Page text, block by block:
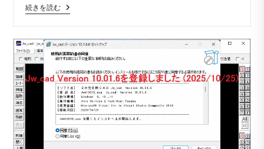
続きを読むJw_cad
Version
登
録
さ
れ
ま
し
た
(2025/11/08)